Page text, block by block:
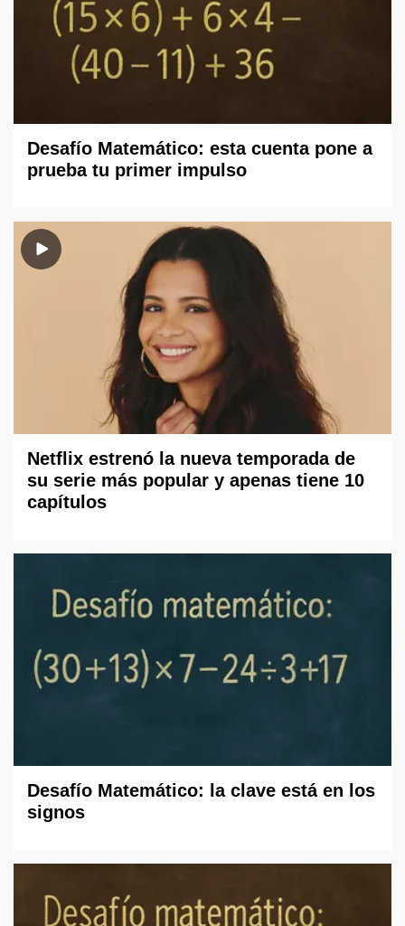
Desafío Matemático: esta cuenta pone a
prueba tu primer impulso
Netflix estrenó la nueva temporada de
su serie más popular y apenas tiene 10
capítulos
Desafío Matemático: la clave está en los
signos